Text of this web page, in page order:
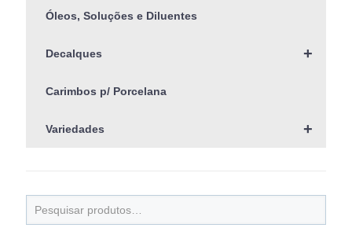
Óleos, Soluções e Diluentes
+
Decalques
Carimbos p/ Porcelana
+
Variedades